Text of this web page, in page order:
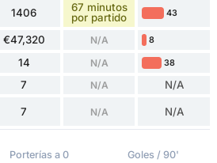
1406
67 minutos
por partido
43
€47,320 N/A 8
14 N/A 38
7 N/A N/A
7 N/A N/A
Porterías a 0 Goles / 90'